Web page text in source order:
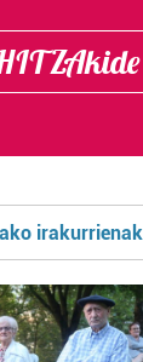
irakurrienak